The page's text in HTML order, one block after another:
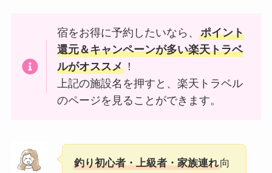
宿をお得に予約したいなら、ポイント
還元＆キャンペーンが多い楽天トラベ
ルがオススメ ！
上記の施設名を押すと、楽天トラベル
のページを見ることができます。
釣り初心者・上級者・家族連れ向